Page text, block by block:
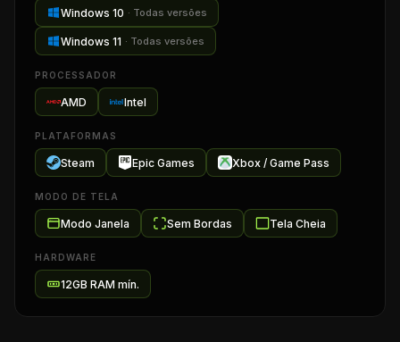
Windows 10 · Todas versões
Windows 11 · Todas versões
PROCESSADOR
AMD Intel
PLATAFORMAS
Steam Epic Games Xbox / Game Pass
MODO DE TELA
Modo Janela Sem Bordas Tela Cheia
HARDWARE
12GB RAM mín.